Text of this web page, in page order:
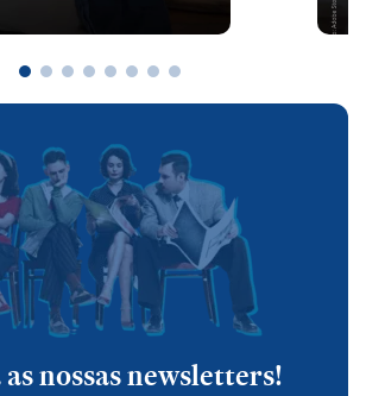
nossas newsletters!